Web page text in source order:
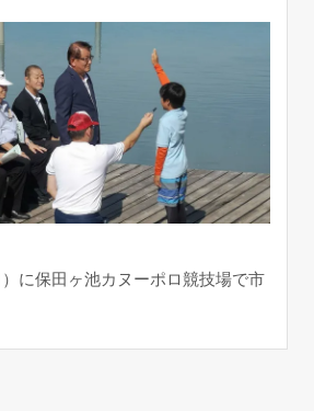
に保田ヶ池カヌーポロ競技場で市